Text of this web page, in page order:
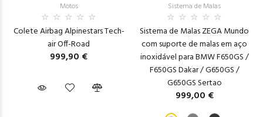
Motos
Colete Airbag Alpinestars Tech-
air Off-Road
999,90 €
Sistema de Malas
Sistema de Malas ZEGA Mundo
com suporte de malas em aço
inoxidável para BMW F650GS /
F650GS Dakar / G650GS /
G650GS Sertao
999,00 €